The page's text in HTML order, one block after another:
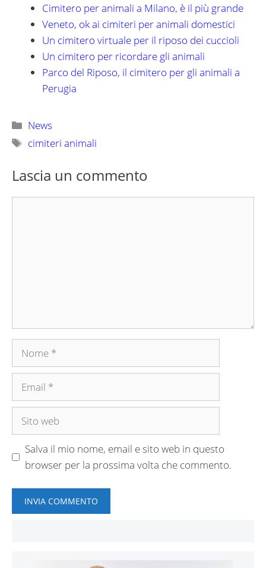
Cimitero per animali a Milano, è il più grande
Veneto, ok ai cimiteri per animali domestici
Un cimitero virtuale per il riposo dei cuccioli
Un cimitero per ricordare gli animali
Parco del Riposo, il cimitero per gli animali a
Perugia
Categorie
News
Tag
cimiteri animali
Lascia un commento
Nome
Email
Sito
Salva il mio nome, email e sito web in questo
browser per la prossima volta che commento.